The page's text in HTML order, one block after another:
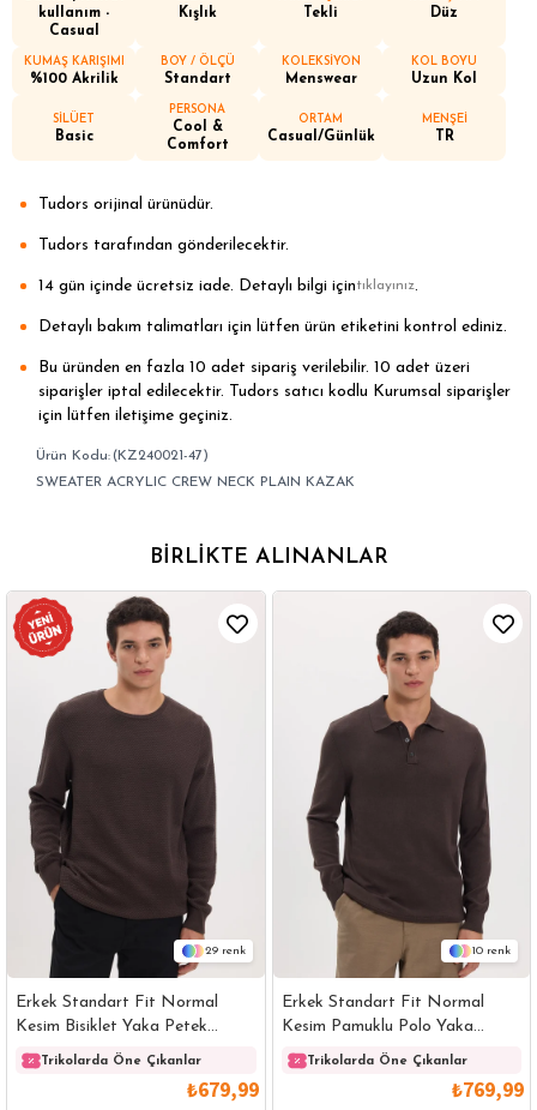
kullanım -
Casual
Kışlık Tekli Düz
KUMAŞ KARIŞIMI
%100 Akrilik
BOY / ÖLÇÜ
Standart
KOLEKSİYON
Menswear
KOL BOYU
Uzun Kol
SİLÜET
Basic
PERSONA
Cool &
Comfort
ORTAM
Casual/Günlük
MENŞEİ
TR
Tudors orijinal ürünüdür.
Tudors tarafından gönderilecektir.
14 gün içinde ücretsiz iade. Detaylı bilgi içintıklayınız.
Detaylı bakım talimatları için lütfen ürün etiketini kontrol ediniz.
Bu üründen en fazla 10 adet sipariş verilebilir. 10 adet üzeri
siparişler iptal edilecektir. Tudors satıcı kodlu Kurumsal siparişler
için lütfen iletişime geçiniz.
(KZ240021-47)
SWEATER ACRYLIC CREW NECK PLAIN KAZAK
BIRLIKTE ALINANLAR
29
Erkek Standart Fit Normal
Kesim Bisiklet Yaka Petek
Desenli Kahverengi Triko Kazak
Trikolarda Öne Çıkanlar
₺679,99
10
Erkek Standart Fit Normal
Kesim Pamuklu Polo Yaka
Kahverengi Kazak
Trikolarda Öne Çıkanlar
₺769,99